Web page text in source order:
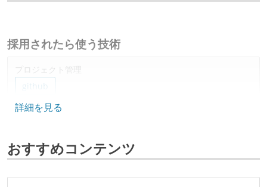
採用されたら使う技術
プロジェクト管理
github
情報共有ツール
AIツール
claude
cursor codex
詳細を見る
おすすめコンテンツ